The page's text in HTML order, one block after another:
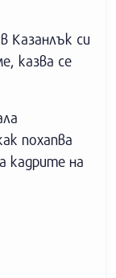
Казанлък си
казва се
похапва
кадрите на